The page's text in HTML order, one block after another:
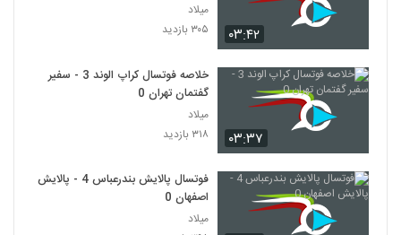
۰۳:۴۲
میلاد
۳۰۵ بازدید
۰۳:۳۷
خلاصه فوتسال کراپ الوند 3 - سفیر
گفتمان تهران 0
میلاد
۳۱۸ بازدید
فوتسال پالایش بندرعباس 4 - پالایش
اصفهان 0
میلاد